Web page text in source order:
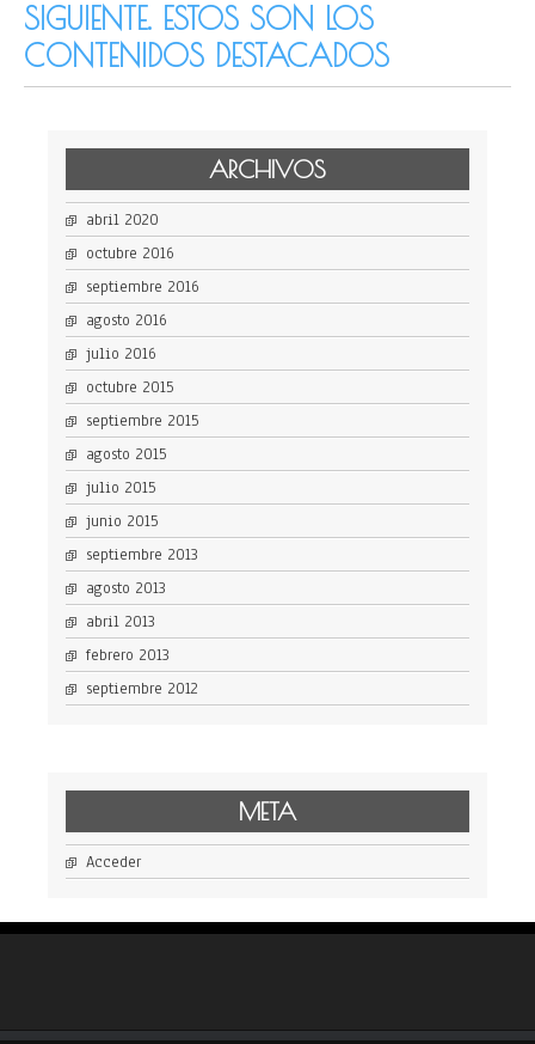
SIGUIENTE. ESTOS SON LOS
CONTENIDOS DESTACADOS
ARCHIVOS
abril 2020
octubre 2016
septiembre 2016
agosto 2016
julio 2016
octubre 2015
septiembre 2015
agosto 2015
julio 2015
junio 2015
septiembre 2013
agosto 2013
abril 2013
febrero 2013
septiembre 2012
META
Acceder